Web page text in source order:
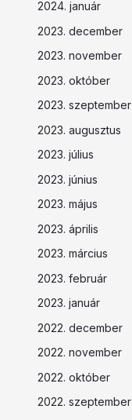
2024. január
2023. december
2023. november
2023. október
2023. szeptember
2023. augusztus
2023. július
2023. június
2023. május
2023. április
2023. március
2023. február
2023. január
2022. december
2022. november
2022. október
2022. szeptember